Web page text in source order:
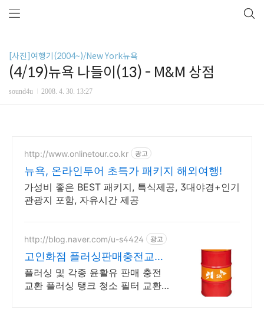
[사진]여행기(2004~)/New York뉴욕
(4/19)뉴욕 나들이(13) - M&M 상점
sound4u 2008. 4. 30. 13:27
http://www.onlinetour.co.kr 광고
뉴욕, 온라인투어 초특가 패키지 해외여행!
가성비 좋은 BEST 패키지, 특식제공, 3대야경+인기
관광지 포함, 자유시간 제공
http://blog.naver.com/u-s4424 광고
고인화점 플러싱판매충전교환
열매체유 전문 전화상담 환영
플러싱 및 각종 윤활유 판매 충전
교환 플러싱 탱크 청소 필터 교환